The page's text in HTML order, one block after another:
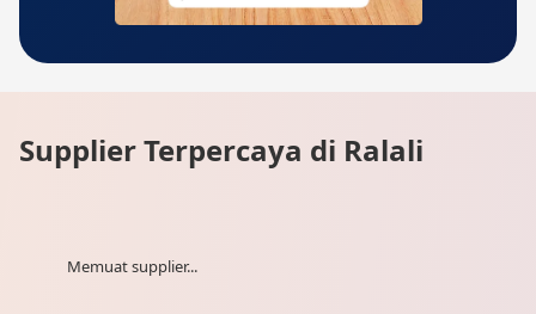
Supplier Terpercaya di Ralali
Memuat supplier...